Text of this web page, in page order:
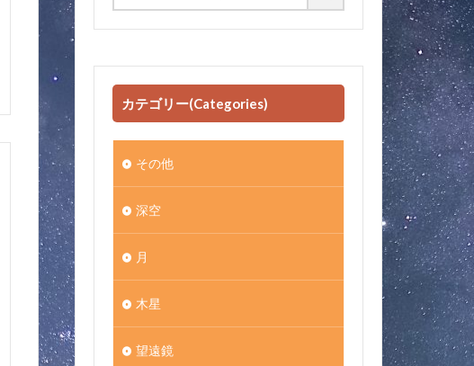
カテゴリー(Categories)
その他
深空
月
木星
望遠鏡